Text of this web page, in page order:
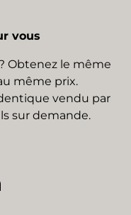
vous
Obtenez le même
même prix.
vendu par
sur demande.